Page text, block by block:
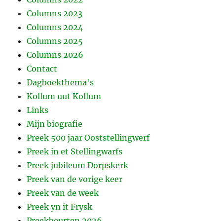
Columns 2023
Columns 2024
Columns 2025
Columns 2026
Contact
Dagboekthema's
Kollum uut Kollum
Links
Mijn biografie
Preek 500 jaar Ooststellingwerf
Preek in et Stellingwarfs
Preek jubileum Dorpskerk
Preek van de vorige keer
Preek van de week
Preek yn it Frysk